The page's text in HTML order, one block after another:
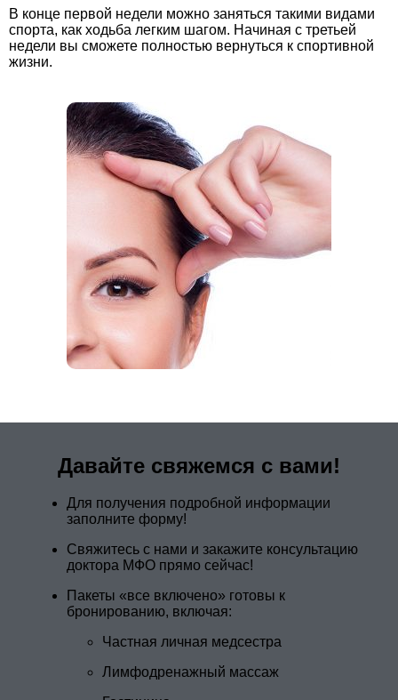
В конце первой недели можно заняться такими видами
спорта, как ходьба легким шагом. Начиная с третьей
недели вы сможете полностью вернуться к спортивной
жизни.
Давайте свяжемся с вами!
Для получения подробной информации
заполните форму!
Свяжитесь с нами и закажите консультацию
доктора МФО прямо сейчас!
Пакеты «все включено» готовы к
бронированию, включая:
Частная личная медсестра
Лимфодренажный массаж